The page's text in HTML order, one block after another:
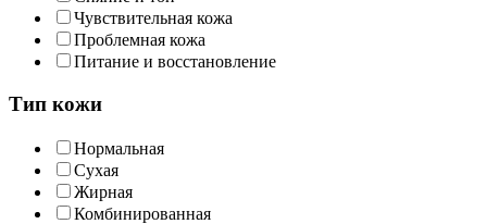
Чувствительная кожа
Проблемная кожа
Питание и восстановление
Тип кожи
Нормальная
Сухая
Жирная
Комбинированная